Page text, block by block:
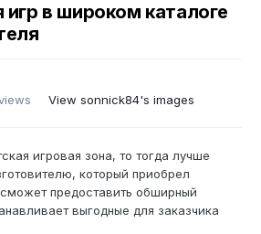
в широком каталоге
View sonnick84's images
игровая зона, то тогда лучше
который приобрел
предоставить обширный
выгодные для заказчика